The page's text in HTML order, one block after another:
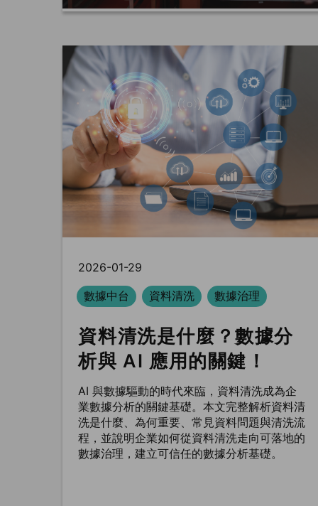
2026-01-29
數據中台
資料清洗 數據治理
資料清洗是什麼？數據分
析與 AI 應用的關鍵！
AI 與數據驅動的時代來臨，資料清洗成為企
業數據分析的關鍵基礎。本文完整解析資料清
洗是什麼、為何重要、常見資料問題與清洗流
程，並說明企業如何從資料清洗走向可落地的
數據治理，建立可信任的數據分析基礎。